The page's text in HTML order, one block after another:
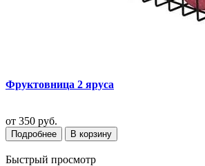
Фруктовница 2 яруса
от 350 руб.
Подробнее В корзину
Быстрый просмотр